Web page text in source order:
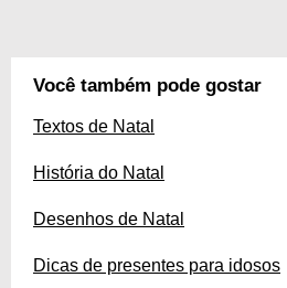
Você também pode gostar
Textos de Natal
História do Natal
Desenhos de Natal
Dicas de presentes para idosos